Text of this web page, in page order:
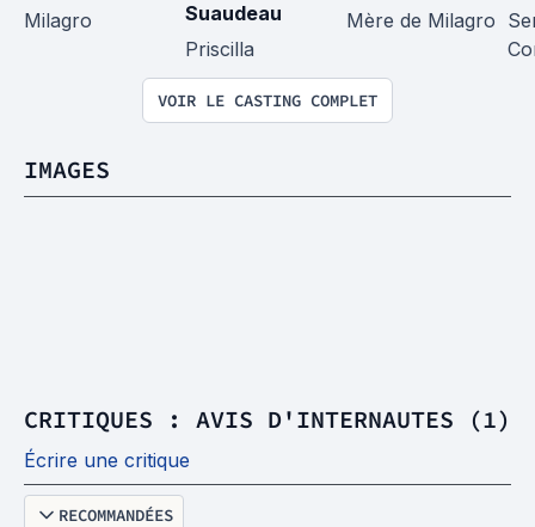
Milagro
Suaudeau
Priscilla
Mère de Milagro
VOIR LE CASTING COMPLET
IMAGES
CRITIQUES : AVIS D'INTERNAUTES (1)
Écrire une critique
RECOMMANDÉES